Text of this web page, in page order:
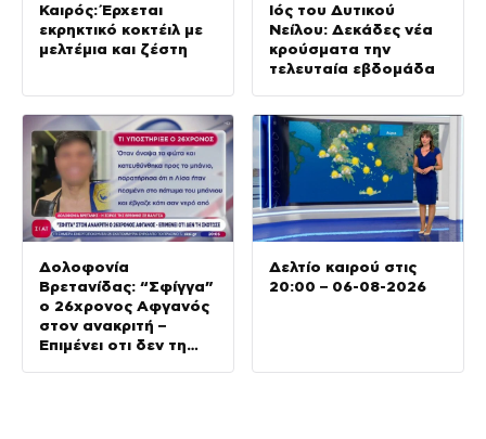
Καιρός: Έρχεται
εκρηκτικό κοκτέιλ με
μελτέμια και ζέστη
Ιός του Δυτικού
Νείλου: Δεκάδες νέα
κρούσματα την
τελευταία εβδομάδα
Δολοφονία
Βρετανίδας: “Σφίγγα”
ο 26χρονος Αφγανός
στον ανακριτή –
Επιμένει οτι δεν τη
Δελτίο καιρού στις
20:00 – 06-08-2026